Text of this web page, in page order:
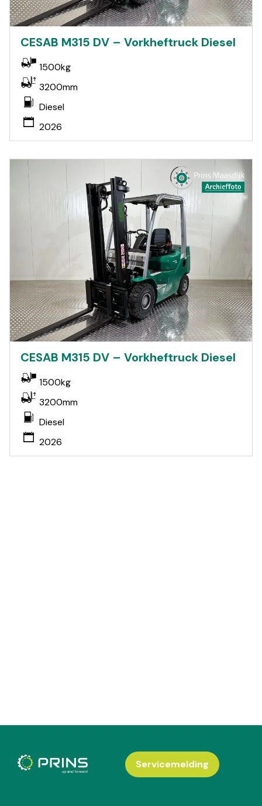
CESAB M315 DV – Vorkheftruck Diesel
1500kg
3200mm
Diesel
2026
CESAB M315 DV – Vorkheftruck Diesel
1500kg
3200mm
Diesel
2026
Servicemelding